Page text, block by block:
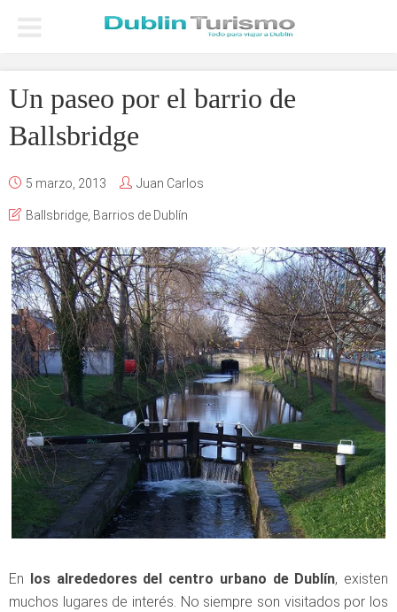
Un paseo por el barrio de
Ballsbridge
5 marzo, 2013 Juan Carlos
Ballsbridge Barrios de Dublín
En los alrededores del centro urbano de Dublín, existen
muchos lugares de interés. No siempre son visitados por los